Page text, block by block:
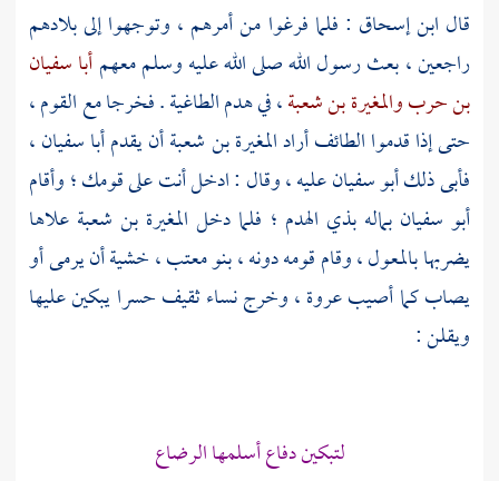
قال ابن إسحاق : فلما فرغوا من أمرهم ، وتوجهوا إلى بلادهم
راجعين ، بعث رسول الله صلى الله عليه وسلم معهمأبا سفيان
بن حربوالمغيرة بن شعبة، في هدم الطاغية . فخرجا مع القوم ،
حتى إذا قدمواالطائفأرادالمغيرة بن شعبةأن يقدمأبا سفيان،
فأبى ذلكأبو سفيانعليه ، وقال : ادخل أنت على قومك ؛ وأقام
أبو سفيانبمالهبذي الهدم ؛ فلما دخل المغيرة بن شعبة علاها
يضربها بالمعول ، وقام قومه دونه ،بنو معتب، خشية أن يرمى أو
يصاب كما أصيبعروة، وخرج نساءثقيفحسرا يبكين عليها
ويقلن :
لتبكين دفاع أسلمها الرضاع